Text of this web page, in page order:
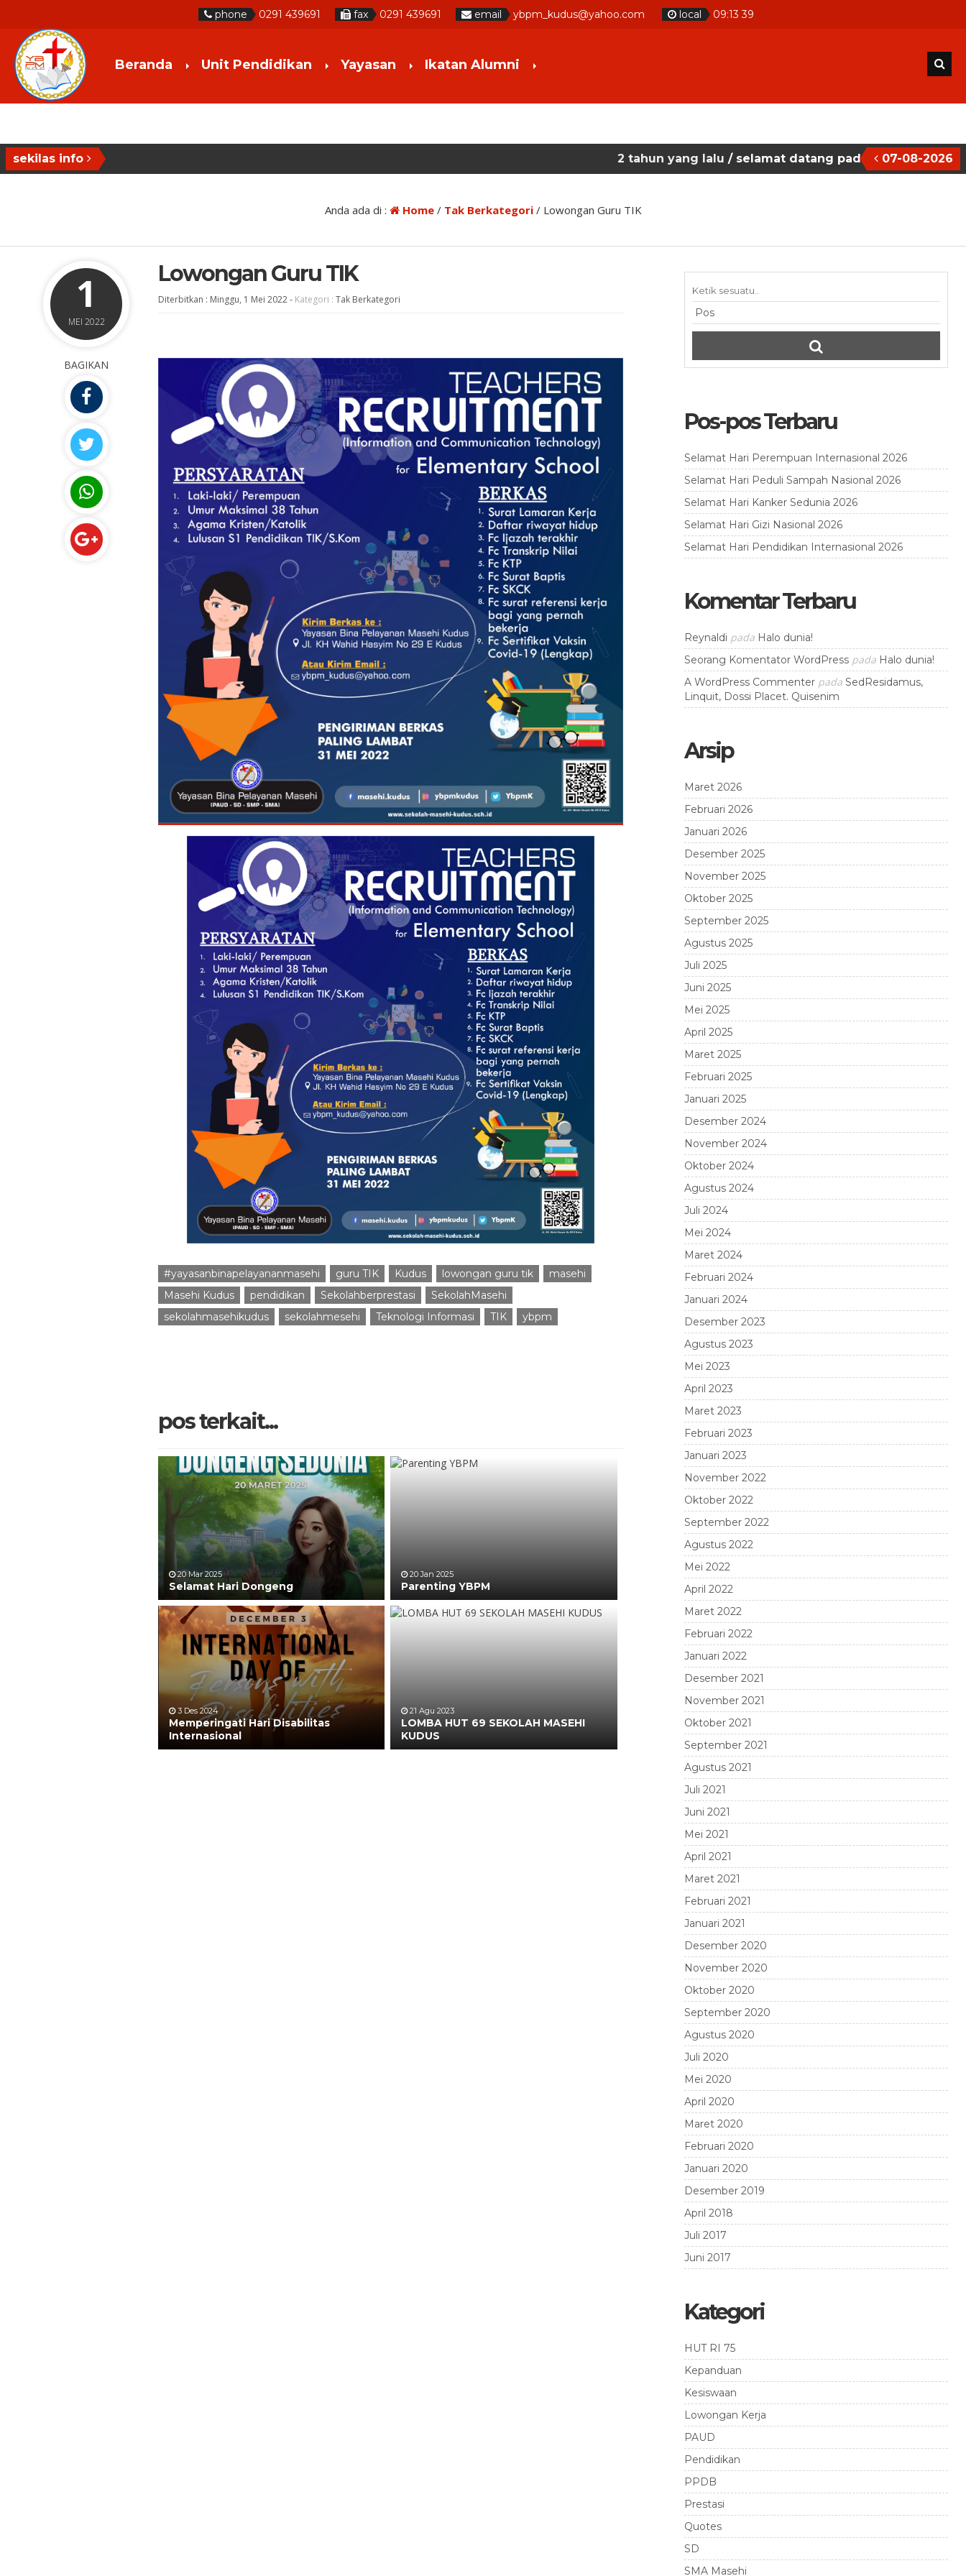
phone 0291 439691 fax 0291 439691 email ybpm_kudus@yahoo.com local 09:13 41
Beranda Unit Pendidikan Yayasan Ikatan Alumni
sekilas info 07-08-2026
2 tahun yang lalu/ selamat datang pada situs website sekolah
Anda ada di : Home/ Tak Berkategori/ Lowongan Guru TIK
1
MEI 2022
Lowongan Guru TIK
Diterbitkan : Minggu, 1 Mei 2022- Kategori : Tak Berkategori
BAGIKAN
#yayasanbinapelayananmasehi guru TIK Kudus lowongan guru tik
masehi
Masehi Kudus
pendidikan Sekolahberprestasi
SekolahMasehi
sekolahmasehikudus
sekolahmesehi Teknologi Informasi TIK ybpm
pos terkait...
20 Mar 2025
Selamat Hari Dongeng
20 Jan 2025
Parenting YBPM
3 Des 2024
Memperingati Hari Disabilitas
Internasional
21 Agu 2023
LOMBA HUT 69 SEKOLAH MASEHI
KUDUS
Pos-pos Terbaru
Selamat Hari Perempuan Internasional 2026
Selamat Hari Peduli Sampah Nasional 2026
Selamat Hari Kanker Sedunia 2026
Selamat Hari Gizi Nasional 2026
Selamat Hari Pendidikan Internasional 2026
Komentar Terbaru
Reynaldi pada Halo dunia!
Seorang Komentator WordPresspada Halo dunia!
A WordPress Commenterpada SedResidamus,
Linquit, Dossi Placet. Quisenim
Arsip
Maret 2026
Februari 2026
Januari 2026
Desember 2025
November 2025
Oktober 2025
September 2025
Agustus 2025
Juli 2025
Juni 2025
Mei 2025
April 2025
Maret 2025
Februari 2025
Januari 2025
Desember 2024
November 2024
Oktober 2024
Agustus 2024
Juli 2024
Mei 2024
Maret 2024
Februari 2024
Januari 2024
Desember 2023
Agustus 2023
Mei 2023
April 2023
Maret 2023
Februari 2023
Januari 2023
November 2022
Oktober 2022
September 2022
Agustus 2022
Mei 2022
April 2022
Maret 2022
Februari 2022
Januari 2022
Desember 2021
November 2021
Oktober 2021
September 2021
Agustus 2021
Juli 2021
Juni 2021
Mei 2021
April 2021
Maret 2021
Februari 2021
Januari 2021
Desember 2020
November 2020
Oktober 2020
September 2020
Agustus 2020
Juli 2020
Mei 2020
April 2020
Maret 2020
Februari 2020
Januari 2020
Desember 2019
April 2018
Juli 2017
Juni 2017
Kategori
HUT RI 75
Kepanduan
Kesiswaan
Lowongan Kerja
PAUD
Pendidikan
PPDB
Prestasi
Quotes
SD
SMA Masehi